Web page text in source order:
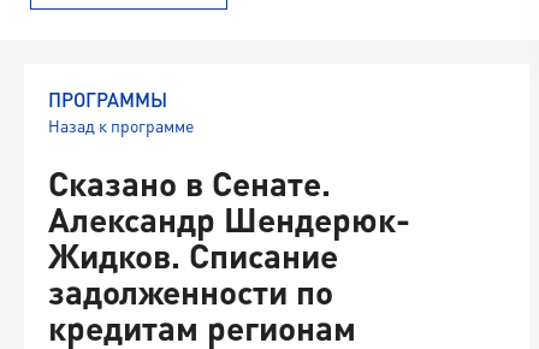
ПРОГРАММЫ
Назад к программе
Сказано в Сенате.
Александр Шендерюк-
Жидков. Списание
задолженности по
кредитам регионам